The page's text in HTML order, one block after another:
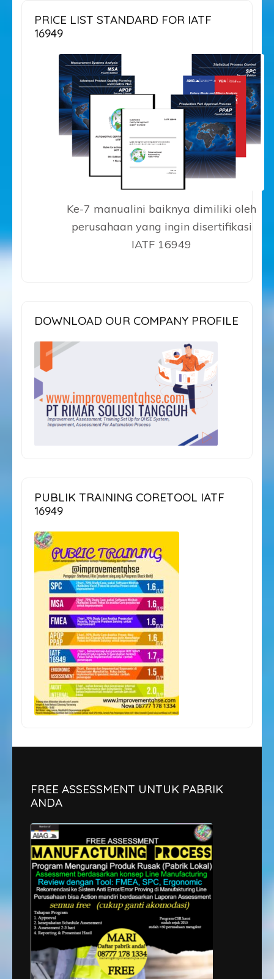
PRICE LIST STANDARD FOR IATF
16949
Ke-7 manualini baiknya dimiliki oleh
perusahaan yang ingin disertifikasi
IATF 16949
DOWNLOAD OUR COMPANY PROFILE
PUBLIK TRAINING CORETOOL IATF
16949
FREE ASSESSMENT UNTUK PABRIK
ANDA